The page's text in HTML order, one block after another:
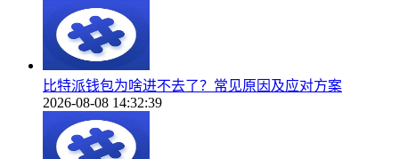
比特派钱包为啥进不去了？常见原因及应对方案
2026-08-08 14:32:39